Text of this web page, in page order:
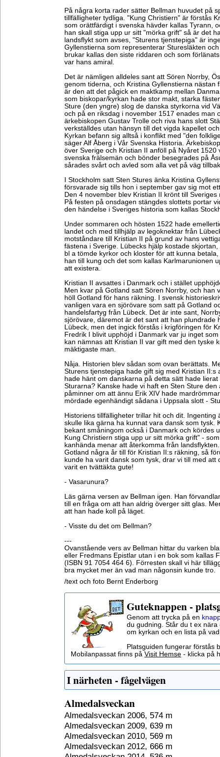
På några korta rader sätter Bellman huvudet på
tillfälligheter tydliga. "Kung Christiern" är förstås
som orättfärdigt i svenska hävder kallas Tyrann,
han skall stiga upp ur sitt "mörka grift" så är det
landsflykt som avses, "Sturens tjenstepiga" är
Gyllenstierna som representerar Sturesläkten
brukar kallas den siste riddaren och som
var hans amiral.
Det är nämligen alldeles sant att Sören Norrby,
genom tiderna, och Kristina Gyllenstierna nästan
är den att det pågick en maktkamp mellan
som biskopar/kyrkan hade stor makt, starka
Sture (den yngre) slog de danska styrkorna vid
och på en riksdag i november 1517 enades man
ärkebiskopen Gustav Trolle och riva hans slott
verkställdes utan hänsyn till det vigda kapellet
Kyrkan befann sig alltså i konflikt med "den
säger Alf Åberg i Vår Svenska Historia.
över Sverige och Kristian II anföll på Nyåret 1520
svenska frälsemän och bönder besegrades på
sårades svårt och avled som alla vet på väg
I Stockholm satt Sten Stures änka Kristina
försvarade sig tills hon i september gav sig mot
Den 4 november blev Kristian II krönt till
På festen på onsdagen stängdes slottets portar
den händelse i Sveriges historia som kallas
Under sommaren och hösten 1522 hade
landet och med tillhjälp av legoknektar från
motståndare till Kristian II på grund av hans
fästena i Sverige. Lübecks hjälp kostade
bl a tömde kyrkor och kloster för att kunna
han till kung och det som kallas Karlmarunionen
att existera.
Kristian II avsattes i Danmark och i stället
Men kvar på Gotland satt Sören Norrby, och han
höll Gotland för hans räkning. I svensk
vanligen vara en sjörövare som satt på Gotland
handelsfartyg från Lübeck. Det är inte sant,
sjörövare, däremot är det sant att han plundrade
Lübeck, men det ingick förstås i krigföringen för
Fredrik I blivit upphöjd i Danmark var ju inget
kan nämnas att Kristian II var gift med den tyske
mäktigaste man.
Nåja. Historien blev sådan som ovan berättats.
Sturens tjenstepiga hade gift sig med Kristian II:s
hade hänt om danskarna på detta sätt hade
Sturarna? Kanske hade vi haft en Sten Sture
påminner om att ännu Erik XIV hade
mördade egenhändigt sådana i Uppsala slott -
Historiens tillfälligheter trillar hit och dit. Ingenting
skulle lika gärna ha kunnat vara dansk som tysk.
bekant småningom också i Danmark och kördes
Kung Christiern stiga upp ur sitt mörka grift" -
kanhända menar att återkomma från
Gotland några år till för Kristian II:s räkning, så
kunde ha varit dansk som tysk, drar vi till med att
varit en tvättäkta gute!
- Vasarunura?
Läs gärna versen av Bellman igen. Han
till en fråga om att han aldrig överger sitt glas.
att han hade koll på läget.
- Visste du det om Bellman?
---
Ovanstående vers av Bellman hittar du varken
eller Fredmans Epistlar utan i en bok som kallas
(ISBN 91 7054 464 6). Förresten skall vi här
bra mycket mer än vad man någonsin kunde tro.
/text och foto Bernt Enderborg
Guteknappen -
Genom att trycka på en
du gudning. Står du t ex
om kyrkan och en lista på
Platsguiden fungerar förstås
Mobilanpassat finns på Visit Hemse - klicka på
I närheten - fågelvägen
Almedalsveckan
Almedalsveckan 2006, 574 m
Almedalsveckan 2009, 639 m
Almedalsveckan 2010, 569 m
Almedalsveckan 2012, 666 m